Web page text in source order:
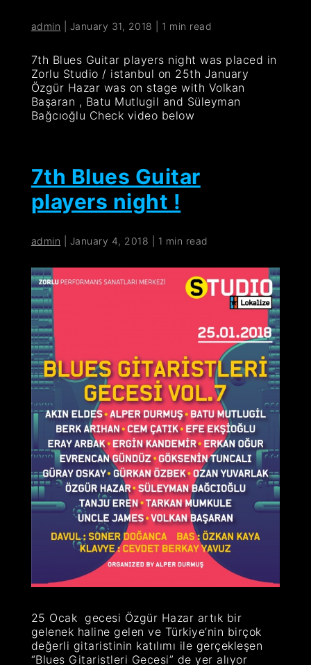
admin January 31, 2018 1 min read
7th Blues Guitar players night was placed in
Zorlu Studio / istanbul on 25th January
Özgür Hazar was on stage with Volkan
Başaran , Batu Mutlugil and Süleyman
Bağcıoğlu Check video below
7th Blues Guitar
players night !
admin January 4, 2018 1 min read
25 Ocak gecesi Özgür Hazar artık bir
gelenek haline gelen ve Türkiye’nin birçok
değerli gitaristinin katılımı ile gerçekleşen
“Blues Gitaristleri Gecesi” de yer alıyor